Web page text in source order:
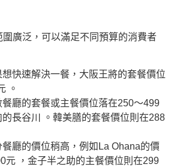
廣泛，可以滿足不同預算的消費者
想快速解決一餐，大阪王將的套餐價位
。
餐廳的套餐或主餐價位落在250～499
長谷川 。韓美膳的套餐價位則在288
餐廳的價位稍高，例如La Ohana的價
元 ，金子半之助的主餐價位則在299